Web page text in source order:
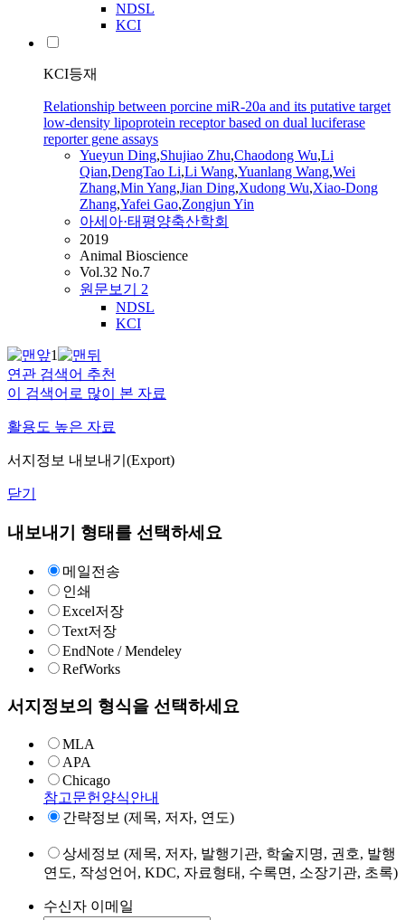
NDSL
KCI
KCI등재
Relationship between porcine miR-20a and its putative target
low-density lipoprotein receptor based on dual luciferase
reporter gene assays
Yueyun Ding,Shujiao Zhu,Chaodong Wu,Li
Qian,DengTao Li,Li Wang,Yuanlang Wang,Wei
Zhang,Min Yang,Jian Ding,Xudong Wu,Xiao-Dong
Zhang,Yafei Gao,ZongjunYin
아세아·태평양축산학회
2019
Animal Bioscience
Vol.32 No.7
원문보기 2
NDSL
KCI
1
연관 검색어 추천
이 검색어로 많이 본 자료
활용도 높은 자료
서지정보 내보내기(Export)
닫기
내보내기 형태를 선택하세요
메일전송
인쇄
Excel저장
Text저장
EndNote / Mendeley
RefWorks
서지정보의 형식을 선택하세요
MLA
APA
Chicago
참고문헌양식안내
간략정보 (제목, 저자, 연도)
상세정보 (제목, 저자, 발행기관, 학술지명, 권호, 발행
연도, 작성언어, KDC, 자료형태, 수록면, 소장기관, 초록)
수신자 이메일